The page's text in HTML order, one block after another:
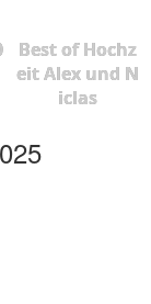
Best of Hochz
eit Alex und N
iclas